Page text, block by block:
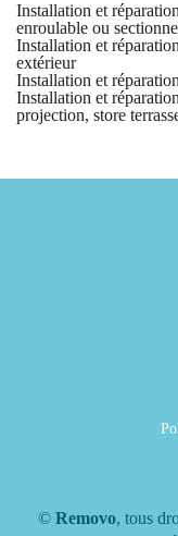
Installation et
enroulable ou
Installation et
extérieur
Installation et
Installation et
projection, store
© Removo, tous